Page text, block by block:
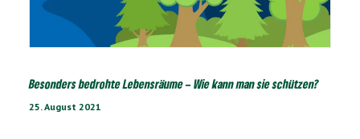
Besonders bedrohte Lebensräume – Wie kann man sie schützen?
25. August 2021